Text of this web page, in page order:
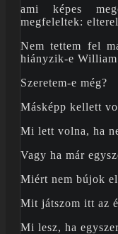
ami képes
megfeleltek:
Nem tettem fel
hiányzik-e
Szeretem-e még?
Másképp kellett
Mi lett volna, ha
Vagy ha már
Miért nem bújok
Mit játszom itt az
Mi lesz, ha